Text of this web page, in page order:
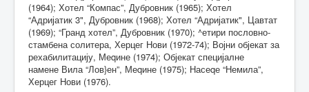
(1964); Хотел “Компас”, Дубровник (1965); Хотел
“Адријатик 3", Дубровник (1968); Хотел “Адријатик", Цавтат
(1969); “Гранд хотел”, Дубровник (1970); ^етири пословно-
стамбена солитера, Херцег Нови (1972-74); Војни објекат за
рехабилитацију, Меqине (1974); Објекат специјалне
намене Вила “Лов}ен”, Меqине (1975); Насеqе “Немила”,
Херцег Нови (1976).